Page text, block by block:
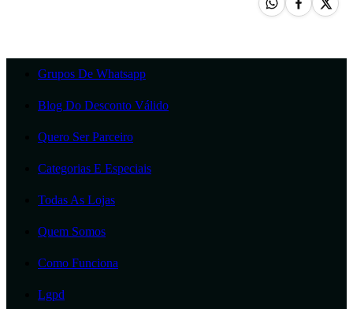
Grupos De Whatsapp
Blog Do Desconto Válido
Quero Ser Parceiro
Categorias E Especiais
Todas As Lojas
Quem Somos
Como Funciona
Lgpd